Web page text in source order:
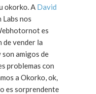
okorko. A David
Labs nos
de vender la
amigos de
problemas con
a Okorko, ok,